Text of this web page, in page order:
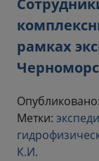
рамках
Метки:
К.И.